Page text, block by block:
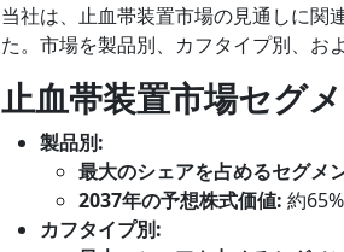
当社は、止血帯装置市場の見通しに関
た。市場を製品別、カフタイプ別、お
止血帯装置市場セグ
製品別:
最大のシェアを占めるセグメ
2037年の予想株式価値: 約65%
カフタイプ別: